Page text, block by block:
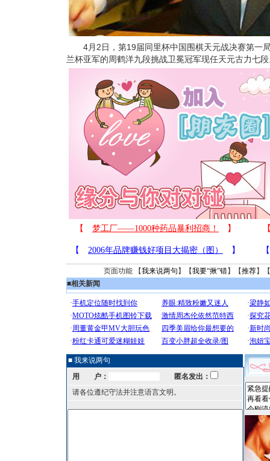
4月2日，第19届同里杯中国围棋天元战决赛第一
兰杯亚军的周鹤洋九段挑战卫冕冠军现任天元古力七
页面功能 【我来说两句 】【我要“揪”错】【推荐】
■相关新闻
■ 我来说两句
用 户：
匿名发出：
请各位遵纪守法并注意语言文明。